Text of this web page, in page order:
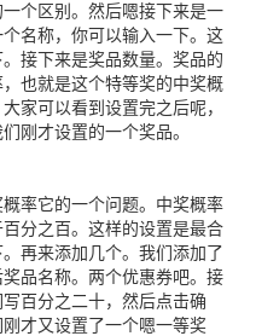
个区别。然后嗯接下来是一
名称，你可以输入一下。这
接下来是奖品数量。奖品的
也就是这个特等奖的中奖概
家可以看到设置完之后呢，
刚才设置的一个奖品。
率它的一个问题。中奖概率
分之百。这样的设置是最合
再来添加几个。我们添加了
品名称。两个优惠券吧。接
百分之二十，然后点击确
才又设置了一个嗯一等奖